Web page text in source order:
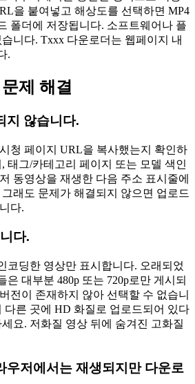
을 붙여넣고 해상도를 선택하면 MP4
폴더에 저장됩니다. 소프트웨어나 플
니다. Txxx 다운로더는 웹페이지 내
.
제 해결
지 않습니다.
청 페이지 URL을 복사했는지 확인하
태그/카테고리 페이지 또는 모델 색인
동영상을 재생한 다음 주소 표시줄에
래도 문제가 해결되지 않으면 업로드
다.
다.
코딩한 영상만 표시합니다. 오래되었
은 대부분 480p 또는 720p로만 게시되
전이 존재하지 않아 선택할 수 없습니
다른 곳에 HD 화질로 업로드되어 있다
요. 저화질 영상 뒤에 숨겨진 고화질
우저에서는 재생되지만 다운로